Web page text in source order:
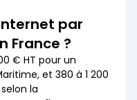
par
France ?
€ HT pour un
et 380 à 1 200
la